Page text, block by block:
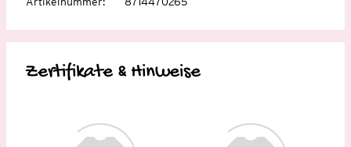
Zertifikate & Hinweise